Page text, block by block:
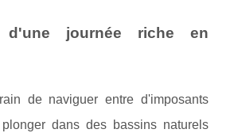
d'une journée riche en
de naviguer entre d'imposants
dans des bassins naturels